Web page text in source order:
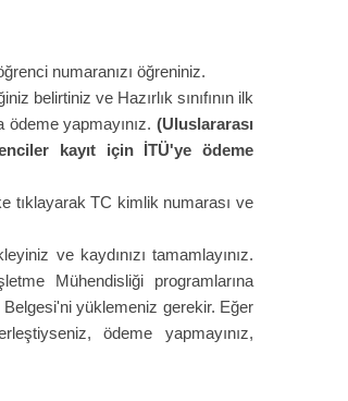
numaranızı öğreniniz.
belirtiniz ve Hazırlık sınıfının ilk
yapmayınız. (Uluslararası
kayıt için İTÜ'ye ödeme
tıklayarak TC kimlik numarası ve
ve kaydınızı tamamlayınız.
Mühendisliği programlarına
yüklemeniz gerekir. Eğer
ödeme yapmayınız,